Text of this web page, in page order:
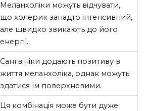
Меланхоліки можуть відчувати,
що холерик занадто інтенсивний,
але швидко звикають до його
енергії.
Сангвініки додають позитиву в
життя меланхоліка, однак можуть
здатися їм поверхневими.
Ця комбінація може бути дуже